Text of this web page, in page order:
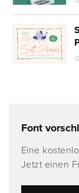
Font
Eine
Jetzt einen